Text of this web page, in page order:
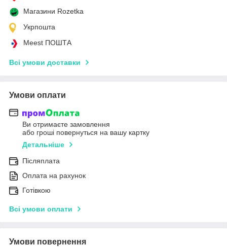
Магазини Rozetka
Укрпошта
Meest ПОШТА
Всі умови доставки
Умови оплати
Ви отримаєте замовлення
або гроші повернуться на вашу картку
Детальніше
Післяплата
Оплата на рахунок
Готівкою
Всі умови оплати
Умови повернення